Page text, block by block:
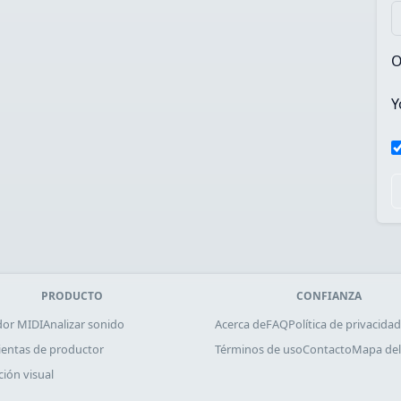
PRODUCTO
MIDIAnalizar sonido
de productor
visual
CONFIANZA
Acerca deFAQPolítica de privacidad
Términos de usoContactoMapa